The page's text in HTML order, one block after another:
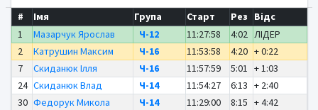
# Імя Група Старт Рез
Відс
1
Мазарчук Ярослав Ч-12 11:27:58 4:02 ЛІДЕР
2
Катрушин Максим Ч-16 11:53:58 4:20 + 0:22
7
Скиданюк Ілля Ч-16 11:57:59 5:01 + 1:03
24 Скиданюк Влад Ч-14 11:54:27 6:13 + 2:40
30 Федорук Микола Ч-14 11:29:00 8:15 + 4:42